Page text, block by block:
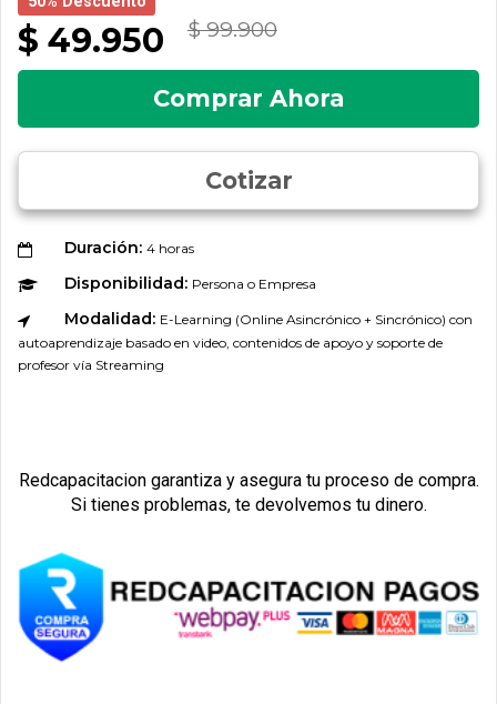
$ 49.950 $ 99.900
Comprar Ahora
Cotizar
Duración: 4 horas
Disponibilidad: Persona o Empresa
Modalidad: E-Learning (Online Asincrónico + Sincrónico) con
autoaprendizaje basado en video, contenidos de apoyo y soporte de
profesor vía Streaming
Redcapacitacion garantiza y asegura tu proceso de compra.
Si tienes problemas, te devolvemos tu dinero.